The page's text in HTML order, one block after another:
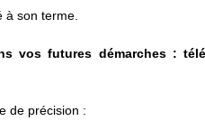
à son terme.
vos futures démarches :
de précision :